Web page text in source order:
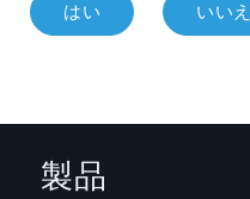
はい いいえ
製品